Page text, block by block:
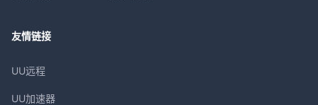
友情链接
UU远程
UU加速器